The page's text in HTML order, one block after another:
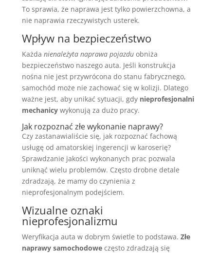
To sprawia, że naprawa jest tylko powierzchowna, a
nie naprawia rzeczywistych usterek.
Wpływ na bezpieczeństwo
Każda nienależyta naprawa pojazduobniża
bezpieczeństwo naszego auta. Jeśli konstrukcja
nośna nie jest przywrócona do stanu fabrycznego,
samochód może nie zachować się w kolizji. Dlatego
ważne jest, aby unikać sytuacji, gdy nieprofesjonalni
mechanicywykonują za dużo pracy.
Jak rozpoznać złe wykonanie naprawy?
Czy zastanawialiście się, jak rozpoznać fachową
usługę od amatorskiej ingerencji w karoserię?
Sprawdzanie jakości wykonanych prac pozwala
uniknąć wielu problemów. Często drobne detale
zdradzają, że mamy do czynienia z
nieprofesjonalnym podejściem.
Wizualne oznaki
nieprofesjonalizmu
Weryfikacja auta w dobrym świetle to podstawa. Złe
naprawy samochodoweczęsto zdradzają się